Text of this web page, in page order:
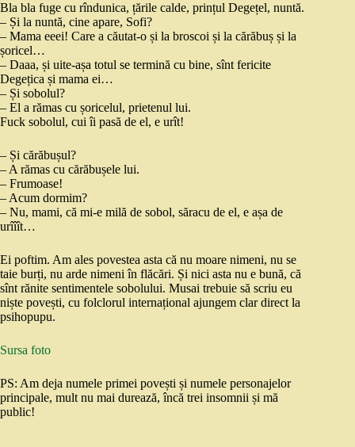
Bla bla fuge cu rîndunica, țările calde, prințul Degețel, nuntă.
– Și la nuntă, cine apare, Sofi?
– Mama eeei! Care a căutat-o și la broscoi și la cărăbuș și la
șoricel…
– Daaa, și uite-așa totul se termină cu bine, sînt fericite
Degețica și mama ei…
– Și sobolul?
– El a rămas cu șoricelul, prietenul lui.
Fuck sobolul, cui îi pasă de el, e urît!
– Și cărăbușul?
– A rămas cu cărăbușele lui.
– Frumoase!
– Acum dormim?
– Nu, mami, că mi-e milă de sobol, săracu de el, e așa de
urîîît…
Ei poftim. Am ales povestea asta că nu moare nimeni, nu se
taie burți, nu arde nimeni în flăcări. Și nici asta nu e bună, că
sînt rănite sentimentele sobolului. Musai trebuie să scriu eu
niște povești, cu folclorul internațional ajungem clar direct la
psihopupu.
Sursa foto
PS: Am deja numele primei povești și numele personajelor
principale, mult nu mai durează, încă trei insomnii și mă
public!